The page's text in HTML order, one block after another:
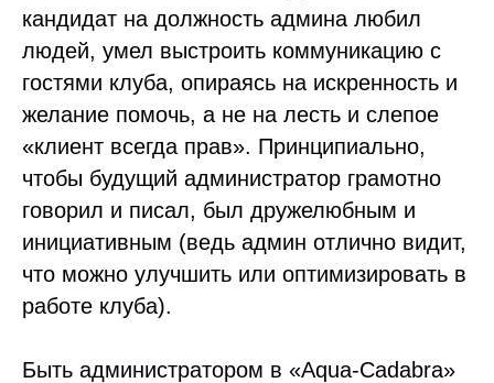
кандидат на должность админа любил
людей, умел выстроить коммуникацию с
гостями клуба, опираясь на искренность и
желание помочь, а не на лесть и слепое
«клиент всегда прав». Принципиально,
чтобы будущий администратор грамотно
говорил и писал, был дружелюбным и
инициативным (ведь админ отлично видит,
что можно улучшить или оптимизировать в
работе клуба).
Быть администратором в «Aqua-Cadabra»